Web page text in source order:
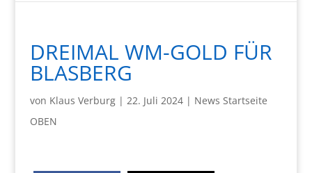
DREIMAL WM-GOLD FÜR
BLASBERG
von Klaus Verburg| 22. Juli 2024| News Startseite
OBEN